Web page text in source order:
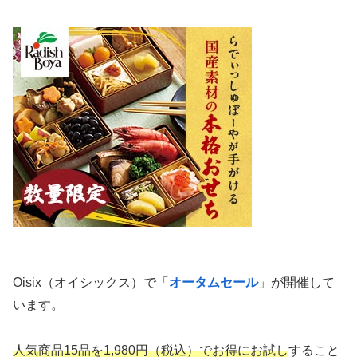
Oisix（オイシックス）で「 オータムセール」が開催して
います。
人気商品15品を1,980円（税込）でお得にお試しすること